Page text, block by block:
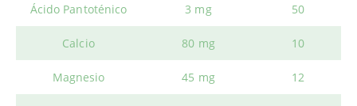
Ácido Pantoténico 3 mg 50
Calcio 80 mg 10
Magnesio 45 mg 12